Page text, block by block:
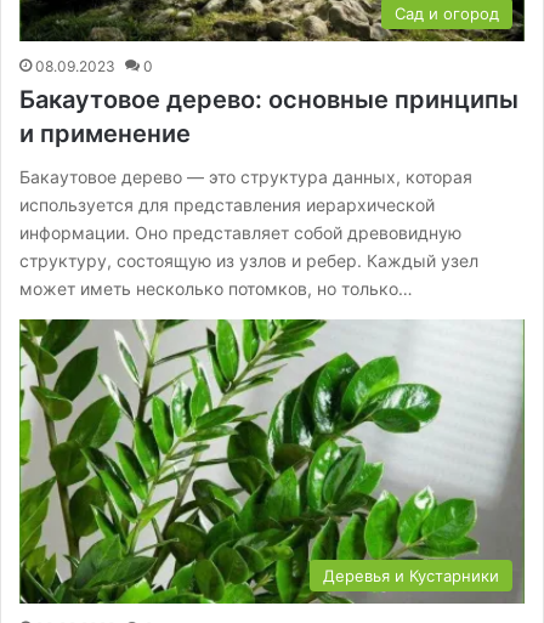
Сад и огород
08.09.2023 0
Бакаутовое дерево: основные принципы
и применение
Бакаутовое дерево — это структура данных, которая
используется для представления иерархической
информации. Оно представляет собой древовидную
структуру, состоящую из узлов и ребер. Каждый узел
может иметь несколько потомков, но только…
Деревья и Кустарники